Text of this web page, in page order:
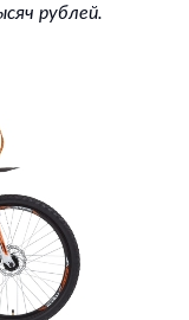
рублей.